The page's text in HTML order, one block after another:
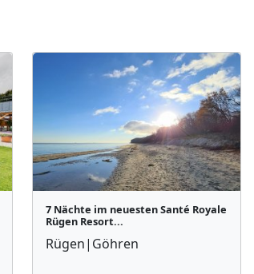
7 Nächte im neuesten Santé Royale
Rügen Resort...
Rügen|Göhren